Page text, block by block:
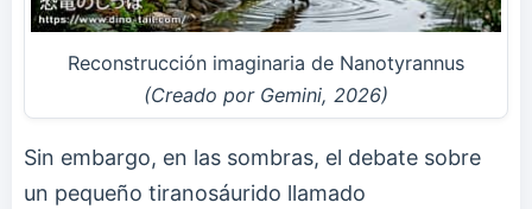
Reconstrucción imaginaria de Nanotyrannus
(Creado por Gemini, 2026)
Sin embargo, en las sombras, el debate sobre
un pequeño tiranosáurido llamado